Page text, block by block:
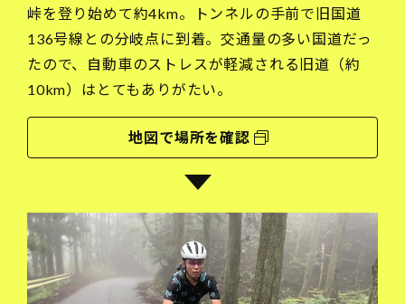
峠を登り始めて約4km。トンネルの手前で旧国道
136号線との分岐点に到着。交通量の多い国道だっ
たので、自動車のストレスが軽減される旧道（約
10km）はとてもありがたい。
地図で場所を確認